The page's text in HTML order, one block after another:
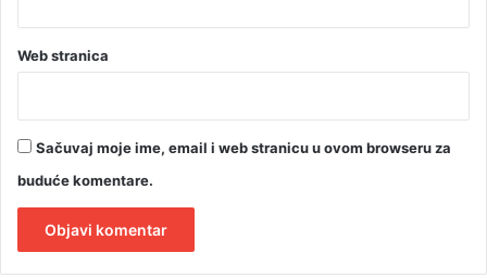
ć
a
Web stranica
Sačuvaj moje ime, email i web stranicu u ovom browseru za
buduće komentare.